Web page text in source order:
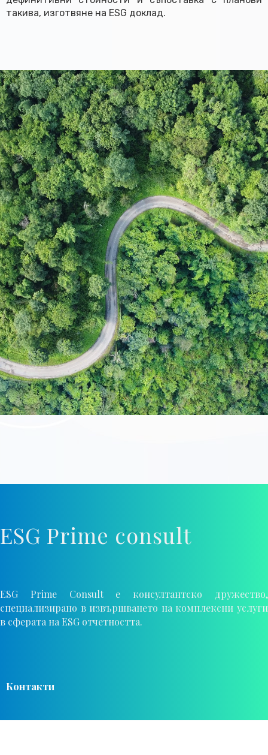
такива, изготвяне на ESG доклад.
ESG Prime consult
ESG Prime Consult е консултантско дружество,
специализирано в извършването на комплексни услуги
в сферата на ESG отчетността.
Контакти